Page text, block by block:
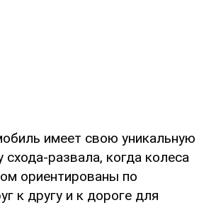
имеет свою уникальную
схода-развала, когда колеса
ориентированы по
к другу и к дороге для